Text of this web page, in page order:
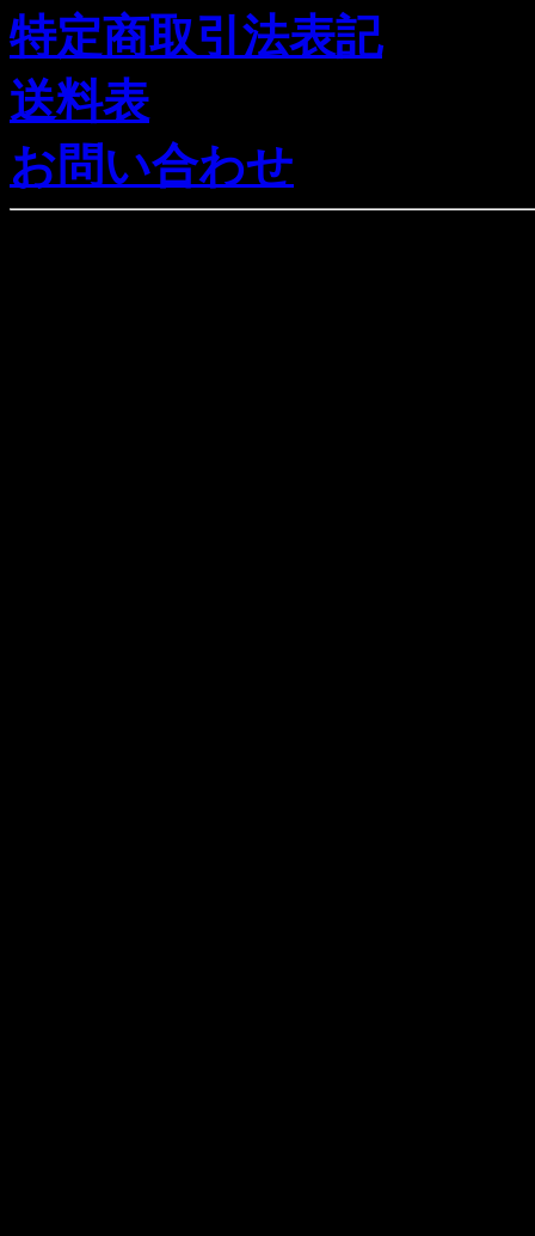
特定商取引法表記
送料表
お問い合わせ